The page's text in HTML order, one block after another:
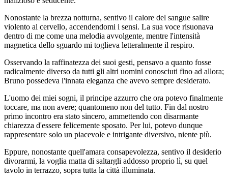
Nonostante la brezza notturna, sentivo il calore del sangue salire
violento al cervello, accendendomi i sensi. La sua voce risuonava
dentro di me come una melodia avvolgente, mentre l'intensità
magnetica dello sguardo mi toglieva letteralmente il respiro.
Osservando la raffinatezza dei suoi gesti, pensavo a quanto fosse
radicalmente diverso da tutti gli altri uomini conosciuti fino ad allora;
Bruno possedeva l'innata eleganza che avevo sempre desiderato.
L'uomo dei miei sogni, il principe azzurro che ora potevo finalmente
toccare, ma non avere; quantomeno non del tutto. Fin dal nostro
primo incontro era stato sincero, ammettendo con disarmante
chiarezza d'essere felicemente sposato. Per lui, potevo dunque
rappresentare solo un piacevole e intrigante diversivo, niente più.
Eppure, nonostante quell'amara consapevolezza, sentivo il desiderio
divorarmi, la voglia matta di saltargli addosso proprio lì, su quel
tavolo in terrazzo, sopra tutta la città illuminata.